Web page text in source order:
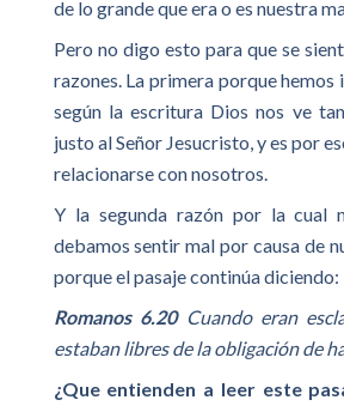
de lo grande que era o es nuestra
Pero no digo esto para que se
razones. La primera porque hemos
según la escritura Dios nos ve
justo al Señor Jesucristo, y es por
relacionarse con nosotros.
Y la segunda razón por la cual
debamos sentir mal por causa de
porque el pasaje continúa diciendo:
Romanos 6.20Cuando eran
estaban libres de la obligación de
¿Que entienden a leer este